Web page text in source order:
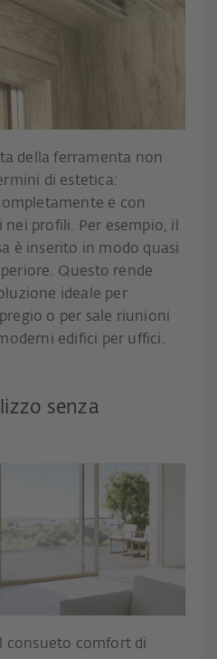
della ferramenta non
di estetica:
e con
profili. Per esempio, il
è inserito in modo quasi
Questo rende
ideale per
o per sale riunioni
edifici per uffici.
senza
consueto comfort di